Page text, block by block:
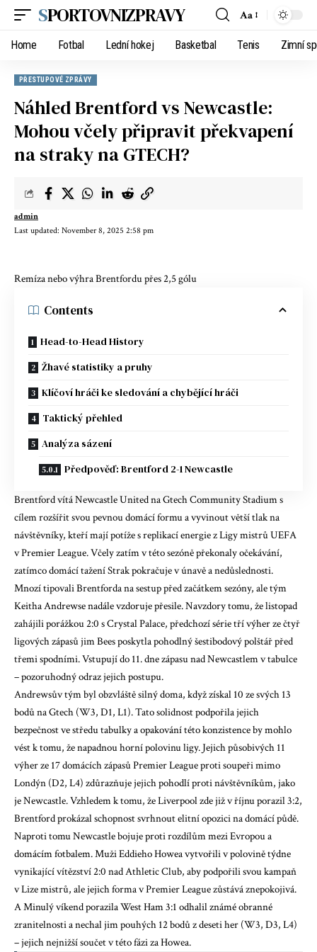
SPORTOVNIZPRAVY Aa
Home Fotbal Lední hokej Basketbal Tenis Zimní
PŘESTUPOVÉ ZPRÁVY
Náhled Brentford vs Newcastle:
Mohou včely připravit překvapení
na straky na GTECH?
Last updated: November 8, 2025 2:58 pm
admin
Remíza nebo výhra Brentfordu přes 2,5 gólu
Contents
Head-to-Head History
Žhavé statistiky a pruhy
Klíčoví hráči ke sledování a chybějící hráči
Taktický přehled
Analýza sázení
Předpověď: Brentford 2-1 Newcastle
Brentford vítá Newcastle United na Gtech Community Stadium s
cílem rozšířit svou pevnou domácí formu a vyvinout větší tlak na
návštěvníky, kteří mají potíže s replikací energie z Ligy mistrů UEFA
v Premier League. Včely zatím v této sezóně překonaly očekávání,
zatímco domácí tažení Strak pokračuje v únavě a nedůslednosti.
Mnozí tipovali Brentforda na sestup před začátkem sezóny, ale tým
Keitha Andrewse nadále vzdoruje přesile. Navzdory tomu, že listopad
zahájili porážkou 2:0 s Crystal Palace, předchozí série tří výher ze čtyř
ligových zápasů jim Bees poskytla pohodlný šestibodový polštář před
třemi spodními. Vstupují do 11. dne zápasu nad Newcastlem v tabulce
– pozoruhodný odraz jejich postupu.
Andrewsův tým byl obzvláště silný doma, když získal 10 ze svých 13
bodů na Gtech (W3, D1, L1). Tato solidnost podpořila jejich
bezpečnost ve středu tabulky a opakování této konzistence by mohlo
vést k tomu, že napadnou horní polovinu ligy. Jejich působivých 11
výher ze 17 domácích zápasů Premier League proti soupeři mimo
Londýn (D2, L4) zdůrazňuje jejich pohodlí proti návštěvníkům, jako
je Newcastle. Vzhledem k tomu, že Liverpool zde již v říjnu porazil 3:2,
Brentford prokázal schopnost svrhnout elitní opozici na domácí půdě.
Naproti tomu Newcastle bojuje proti rozdílům mezi Evropou a
domácím fotbalem. Muži Eddieho Howea vytvořili v polovině týdne
vynikající vítězství 2:0 nad Athletic Club, aby podpořili svou kampaň
v Lize mistrů, ale jejich forma v Premier League zůstává znepokojivá.
AMinulý víkend porazila West Ham 3:1 odhalil známé obranné
zranitelnosti a nechal jim pouhých 12 bodů z deseti her (W3, D3, L4)
– jejich nejnižší součet v této fázi za Howea.